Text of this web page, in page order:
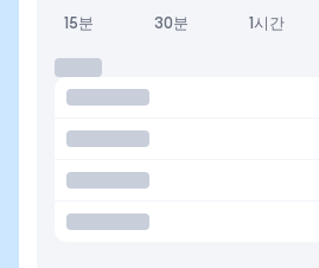
15분 30분 1시간